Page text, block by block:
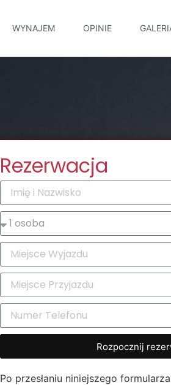
WYNAJEM OPINIE
Rezerwacja
Rozpocznij
Po przesłaniu niniejszego